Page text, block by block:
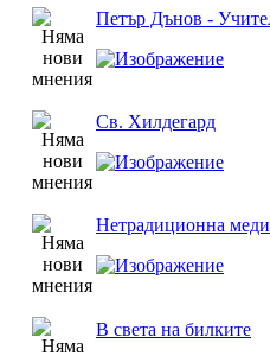
Петър Дънов -
Св. Хилдегард
Нетрадиционна
В света на билките